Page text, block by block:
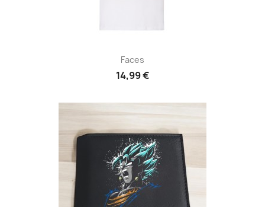
Faces
14,99 €